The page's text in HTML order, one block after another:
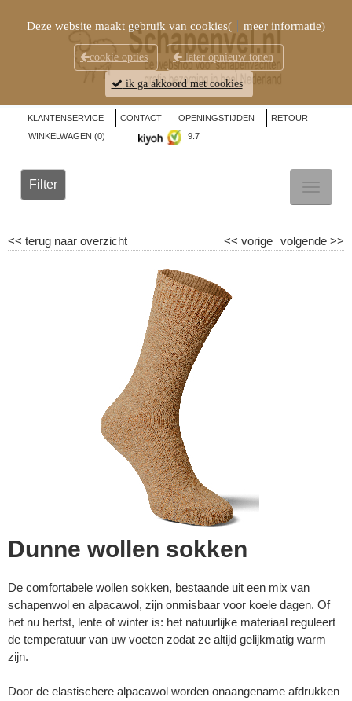
KLANTENSERVICE CONTACT OPENINGSTIJDEN
RETOUR
WINKELWAGEN (0) 9.7
Filter
<< terug naar overzicht volgende >>
<< vorige
Dunne wollen sokken
De comfortabele wollen sokken, bestaande uit een mix van
schapenwol en alpacawol, zijn onmisbaar voor koele dagen. Of
het nu herfst, lente of winter is: het natuurlijke materiaal reguleert
de temperatuur van uw voeten zodat ze altijd gelijkmatig warm
zijn.
Door de elastischere alpacawol worden onaangename afdrukken
Deze website maakt gebruik van cookies( meer informatie)
cookie opties later opnieuw tonen
ik ga akkoord met cookies